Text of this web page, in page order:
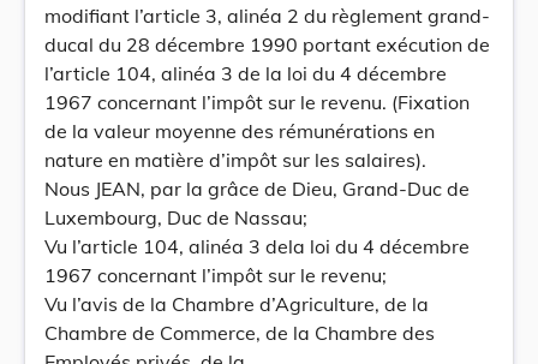
modifiant l’article 3, alinéa 2 du règlement grand-
ducal du 28 décembre 1990 portant exécution de
l’article 104, alinéa 3 de la loi du 4 décembre
1967 concernant l’impôt sur le revenu. (Fixation
de la valeur moyenne des rémunérations en
nature en matière d’impôt sur les salaires).
Nous JEAN, par la grâce de Dieu, Grand-Duc de
Luxembourg, Duc de Nassau;
Vu l’article 104, alinéa 3 dela loi du 4 décembre
1967 concernant l’impôt sur le revenu;
Vu l’avis de la Chambre d’Agriculture, de la
Chambre de Commerce, de la Chambre des